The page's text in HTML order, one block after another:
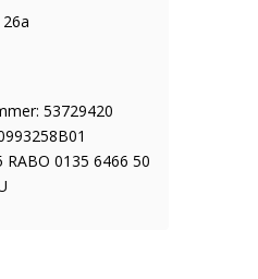
53729420
0135 6466 50